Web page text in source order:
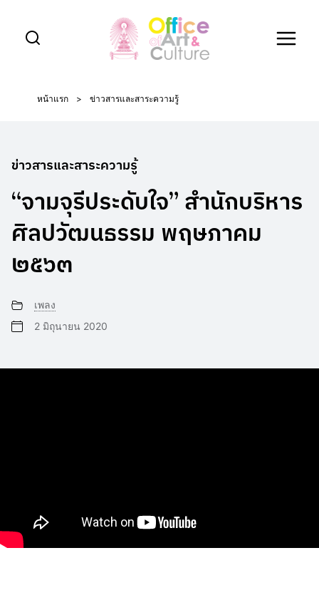
content
หน้าแรก > ข่าวสารและสาระความรู้
ข่าวสารและสาระความรู้
“จามจุรีประดับใจ” สำนักบริหาร
ศิลปวัฒนธรรม พฤษภาคม
๒๕๖๓
เพลง
2 มิถุนายน 2020